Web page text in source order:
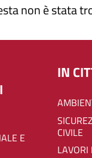
non è stata
IN
SICUREZZA E PROTEZIONE
CIVILE